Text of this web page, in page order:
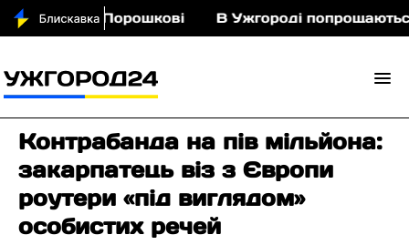
у Порошкові В Ужгороді попрощаються
Контрабанда на пів мільйона:
закарпатець віз з Європи
роутери «під виглядом»
особистих речей